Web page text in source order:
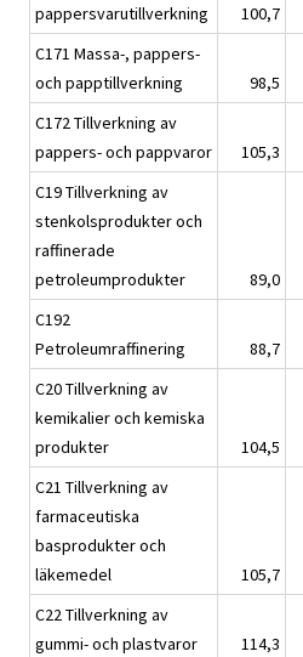
pappersvarutillverkning
100,7
C171 Massa-, pappers-
och papptillverkning
98,5
C172 Tillverkning av
pappers- och pappvaror
105,3
C19 Tillverkning av
stenkolsprodukter och
raffinerade
petroleumprodukter
89,0
C192
Petroleumraffinering
88,7
C20 Tillverkning av
kemikalier och kemiska
produkter
104,5
C21 Tillverkning av
farmaceutiska
basprodukter och
läkemedel
105,7
C22 Tillverkning av
gummi- och plastvaror
114,3